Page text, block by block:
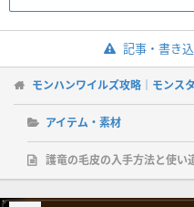
記事・書き
モンハンワイルズ攻略｜モンス
アイテム・素材
護竜の毛皮の入手方法と使い